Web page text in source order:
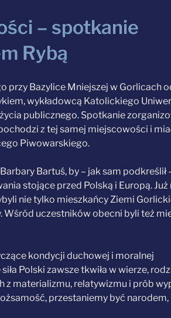
– spotkanie
Rybą
przy Bazylice Mniejszej w Gorlicach
wykładowcą Katolickiego
publicznego. Spotkanie
z tej samej miejscowości i
Piwowarskiego.
Bartuś, by – jak sam podkreślił
stojące przed Polską i Europą. Już
nie tylko mieszkańcy Ziemi
Wśród uczestników obecni byli też
kondycji duchowej i moralnej
Polski zawsze tkwiła w wierze,
z materializmu, relatywizmu i prób
przestaniemy być narodem,